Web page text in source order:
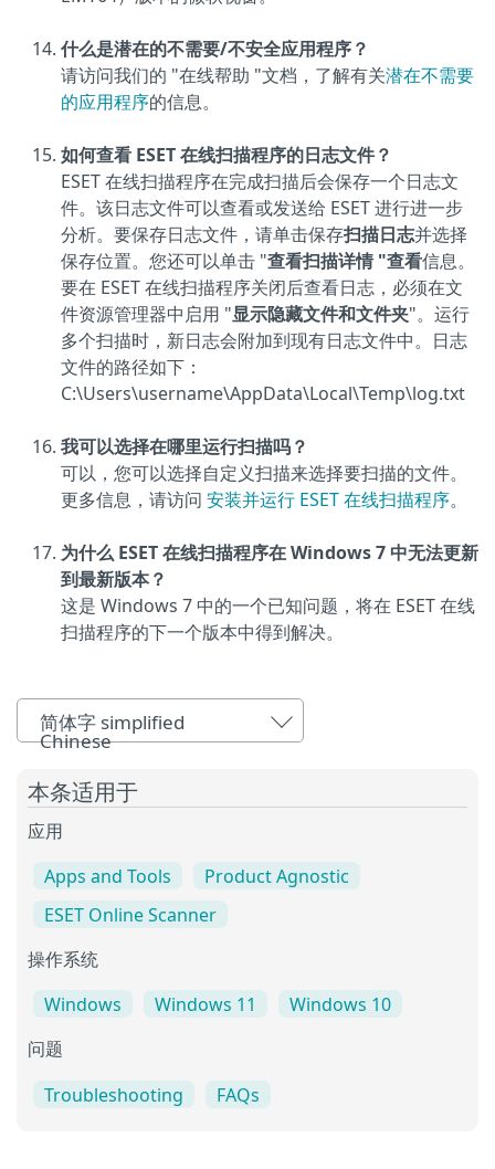
什么是潜在的不需要/不安全应用程序？
请访问我们的 "在线帮助 "文档，了解有关潜在不需要
的应用程序的信息。
如何查看 ESET 在线扫描程序的日志文件？
ESET 在线扫描程序在完成扫描后会保存一个日志文
件。该日志文件可以查看或发送给 ESET 进行进一步
分析。要保存日志文件，请单击保存扫描日志并选择
保存位置。您还可以单击 "查看扫描详情 "查看信息。
要在 ESET 在线扫描程序关闭后查看日志，必须在文
件资源管理器中启用 "显示隐藏文件和文件夹"。运行
多个扫描时，新日志会附加到现有日志文件中。日志
文件的路径如下：
C:\Users\username\AppData\Local\Temp\log.txt
我可以选择在哪里运行扫描吗？
可以，您可以选择自定义扫描来选择要扫描的文件。
更多信息，请访问 安装并运行 ESET 在线扫描程序。
为什么 ESET 在线扫描程序在 Windows 7 中无法更新
到最新版本？
这是 Windows 7 中的一个已知问题，将在 ESET 在线
扫描程序的下一个版本中得到解决。
简体字 simplified
Chinese
本条适用于
应用
Apps and Tools
Product Agnostic
ESET Online Scanner
操作系统
Windows Windows 11 Windows 10
问题
Troubleshooting FAQs